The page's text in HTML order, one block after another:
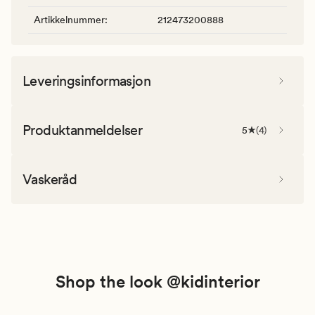
Artikkelnummer: 212473200888
Leveringsinformasjon
Produktanmeldelser 5 (4)
Vaskeråd
Shop the look @kidinterior